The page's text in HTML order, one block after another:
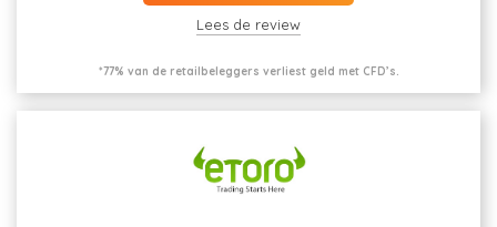
Lees de review
*77% van de retailbeleggers verliest geld met CFD’s.